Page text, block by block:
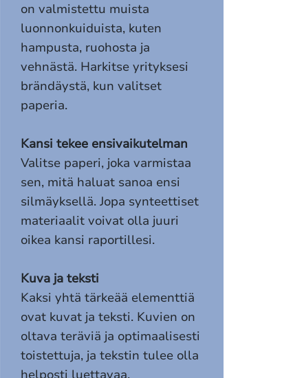
on valmistettu muista
luonnonkuiduista, kuten
hampusta, ruohosta ja
vehnästä. Harkitse yrityksesi
brändäystä, kun valitset
paperia.
Kansi tekee ensivaikutelman
Valitse paperi, joka varmistaa
sen, mitä haluat sanoa ensi
silmäyksellä. Jopa synteettiset
materiaalit voivat olla juuri
oikea kansi raportillesi.
Kuva ja teksti
Kaksi yhtä tärkeää elementtiä
ovat kuvat ja teksti. Kuvien on
oltava teräviä ja optimaalisesti
toistettuja, ja tekstin tulee olla
helposti luettavaa.